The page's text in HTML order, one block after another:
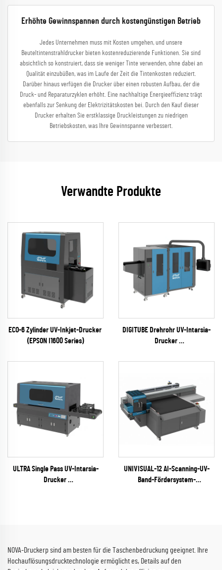
Erhöhte Gewinnspannen durch kostengünstigen Betrieb
Jedes Unternehmen muss mit Kosten umgehen, und unsere
Beuteltintenstrahldrucker bieten kostenreduzierende Funktionen. Sie sind
absichtlich so konstruiert, dass sie weniger Tinte verwenden, ohne dabei an
Qualität einzubüßen, was im Laufe der Zeit die Tintenkosten reduziert.
Darüber hinaus verfügen die Drucker über einen robusten Aufbau, der die
Druck- und Reparaturzyklen erhöht. Eine nachhaltige Energieeffizienz trägt
ebenfalls zur Senkung der Elektrizitätskosten bei. Durch den Kauf dieser
Drucker erhalten Sie erstklassige Druckleistungen zu niedrigen
Betriebskosten, was Ihre Gewinnspanne verbessert.
Verwandte Produkte
ECO-6 Zylinder UV-Inkjet-Drucker
(EPSON I1600 Series)
DIGITUBE Drehrohr UV-Intarsia-
Drucker
ULTRA Single Pass UV-Intarsia-
Drucker
UNIVISUAL-12 AI-Scanning-UV-
Band-Fördersystem-
NOVA-Druckerp sind am besten für die Taschenbedruckung geeignet. Ihre
Hochauflösungsdrucktechnologie ermöglicht es, Details auf den